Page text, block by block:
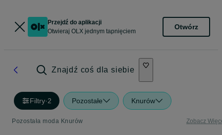
Przejdź do aplikacji
Otwieraj OLX jednym tapnięciem
Otwórz
Znajdź coś dla siebie
Filtry·2 Pozostałe Knurów
Pozostała moda Knurów Zobacz